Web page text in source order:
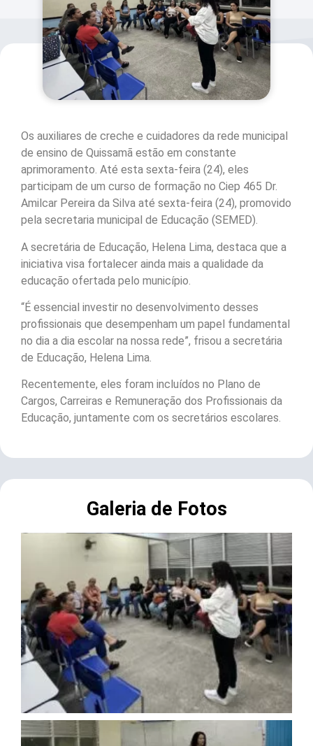
Os auxiliares de creche e cuidadores da rede municipal
de ensino de Quissamã estão em constante
aprimoramento. Até esta sexta-feira (24), eles
participam de um curso de formação no Ciep 465 Dr.
Amilcar Pereira da Silva até sexta-feira (24), promovido
pela secretaria municipal de Educação (SEMED).
A secretária de Educação, Helena Lima, destaca que a
iniciativa visa fortalecer ainda mais a qualidade da
educação ofertada pelo município.
“É essencial investir no desenvolvimento desses
profissionais que desempenham um papel fundamental
no dia a dia escolar na nossa rede”, frisou a secretária
de Educação, Helena Lima.
Recentemente, eles foram incluídos no Plano de
Cargos, Carreiras e Remuneração dos Profissionais da
Educação, juntamente com os secretários escolares.
Galeria de Fotos